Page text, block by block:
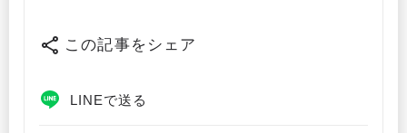
この記事をシェア
LINEで送る